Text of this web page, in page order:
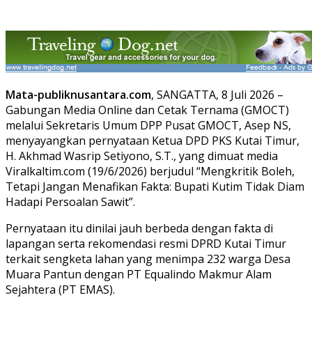
Mata-publiknusantara.com, SANGATTA, 8 Juli 2026 –
Gabungan Media Online dan Cetak Ternama (GMOCT)
melalui Sekretaris Umum DPP Pusat GMOCT, Asep NS,
menyayangkan pernyataan Ketua DPD PKS Kutai Timur,
H. Akhmad Wasrip Setiyono, S.T., yang dimuat media
Viralkaltim.com (19/6/2026) berjudul “Mengkritik Boleh,
Tetapi Jangan Menafikan Fakta: Bupati Kutim Tidak Diam
Hadapi Persoalan Sawit”.
Pernyataan itu dinilai jauh berbeda dengan fakta di
lapangan serta rekomendasi resmi DPRD Kutai Timur
terkait sengketa lahan yang menimpa 232 warga Desa
Muara Pantun dengan PT Equalindo Makmur Alam
Sejahtera (PT EMAS).